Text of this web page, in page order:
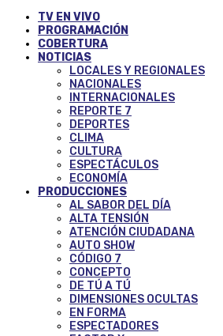
TV EN VIVO
PROGRAMACIÓN
COBERTURA
NOTICIAS
LOCALES Y REGIONALES
NACIONALES
INTERNACIONALES
REPORTE 7
DEPORTES
CLIMA
CULTURA
ESPECTÁCULOS
ECONOMÍA
PRODUCCIONES
AL SABOR DEL DÍA
ALTA TENSIÓN
ATENCIÓN CIUDADANA
AUTO SHOW
CÓDIGO 7
CONCEPTO
DE TÚ A TÚ
DIMENSIONES OCULTAS
EN FORMA
ESPECTADORES